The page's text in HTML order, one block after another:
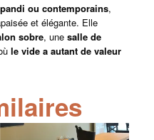
ou contemporains,
et élégante. Elle
sobre, une salle de
le vide a autant de valeur